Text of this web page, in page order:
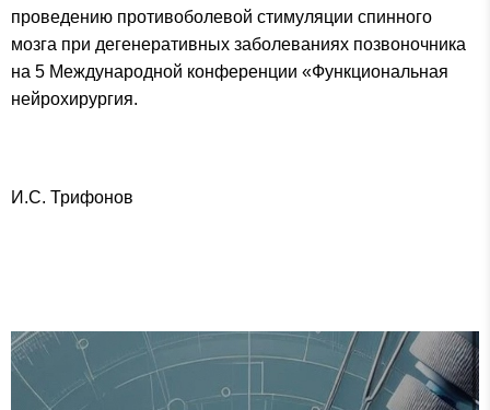
проведению противоболевой стимуляции спинного
мозга при дегенеративных заболеваниях позвоночника
на 5 Международной конференции «Функциональная
нейрохирургия.
И.С. Трифонов